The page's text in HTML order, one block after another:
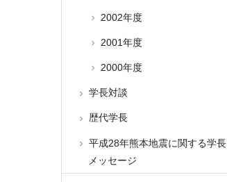
2002年度
2001年度
2000年度
学長対談
歴代学長
平成28年熊本地震に関する学長
メッセージ